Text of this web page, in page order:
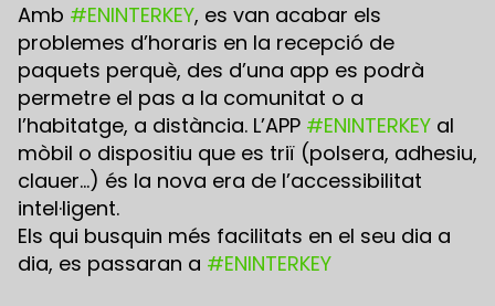
Amb #ENINTERKEY, es van acabar els
problemes d’horaris en la recepció de
paquets perquè, des d’una app es podrà
permetre el pas a la comunitat o a
l’habitatge, a distància. L’APP #ENINTERKEY al
mòbil o dispositiu que es triï (polsera, adhesiu,
clauer…) és la nova era de l’accessibilitat
intel·ligent.
Els qui busquin més facilitats en el seu dia a
dia, es passaran a #ENINTERKEY